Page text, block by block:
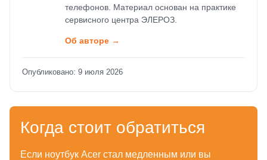
телефонов. Материал основан на практике
сервисного центра ЭЛЕРОЗ.
Об авторе →
Опубликовано: 9 июля 2026
Когда стоит обратиться
Если ноутбук Acer стал медленным или вы